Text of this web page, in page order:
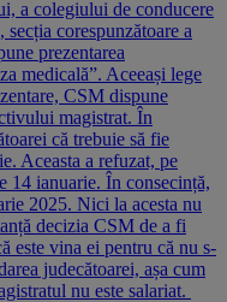
a colegiului de conducere
corespunzătoare a
prezentarea
medicală”. Aceeași lege
CSM dispune
magistrat. În
că trebuie să fie
Aceasta a refuzat, pe
14 ianuarie. În consecință,
2025. Nici la acesta nu
decizia CSM de a fi
este vina ei pentru că nu s-
judecătoarei, așa cum
nu este salariat.